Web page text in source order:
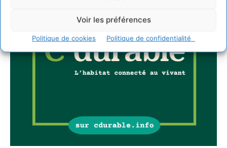
Voir les préférences
Politique de cookies Politique de confidentialité